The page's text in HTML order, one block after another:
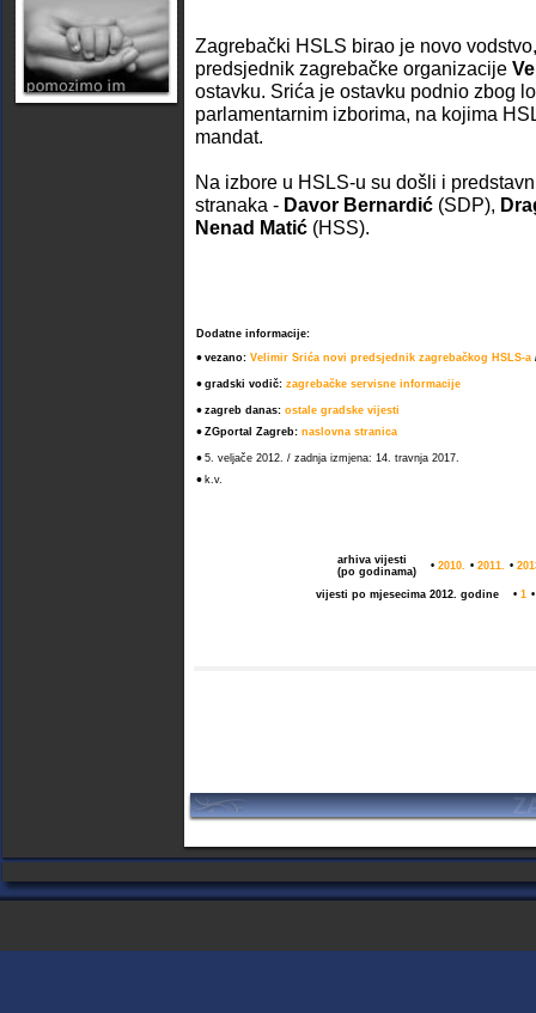
Zagrebački HSLS birao je novo
predsjednik zagrebačke organizacije
ostavku. Srića je ostavku podnio zbog
parlamentarnim izborima, na kojima
mandat.
Na izbore u HSLS-u su došli i
stranaka - Davor Bernardić (SDP),
Nenad Matić (HSS).
Dodatne informacije:
• vezano: Velimir Srića novi predsjednik zagrebačkog HSLS-a
• gradski vodič: zagrebačke servisne informacije
• zagreb danas: ostale gradske vijesti
• ZGportal Zagreb: naslovna stranica
• 5. veljače 2012. / zadnja izmjena: 14. travnja 2017.
• k.v.
arhiva vijesti
(po godinama)
• 2010. • 2011. •
vijesti po mjesecima 2012. godine • 1